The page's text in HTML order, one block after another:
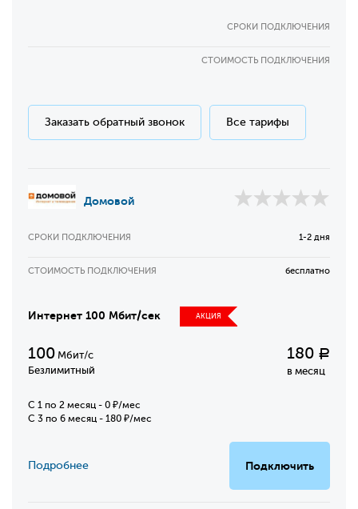
СРОКИ ПОДКЛЮЧЕНИЯ
СТОИМОСТЬ ПОДКЛЮЧЕНИЯ
Заказать обратный звонок Все тарифы
Домовой
СРОКИ ПОДКЛЮЧЕНИЯ 1-2 дня
СТОИМОСТЬ ПОДКЛЮЧЕНИЯ бесплатно
Интернет 100 Мбит/сек АКЦИЯ
100 Мбит/с
Безлимитный
180 Р
в месяц
C 1 по 2 месяц - 0 ₽/мес
С 3 по 6 месяц - 180 ₽/мес
Подключить
Подробнее